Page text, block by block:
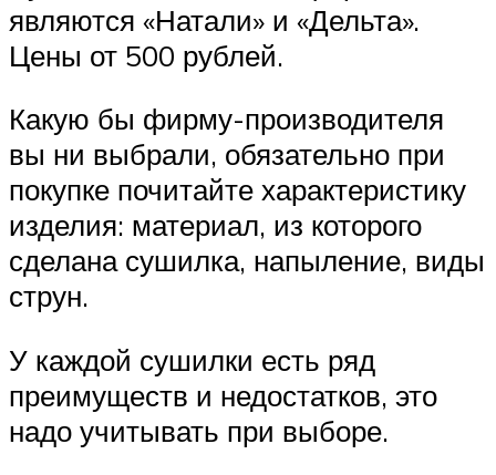
являются «Натали» и «Дельта».
Цены от 500 рублей.
Какую бы фирму-производителя
вы ни выбрали, обязательно при
покупке почитайте характеристику
изделия: материал, из которого
сделана сушилка, напыление, виды
струн.
У каждой сушилки есть ряд
преимуществ и недостатков, это
надо учитывать при выборе.